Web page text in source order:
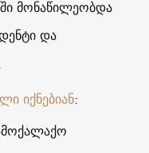
მონაწილეობდა
და
იქნებიან: